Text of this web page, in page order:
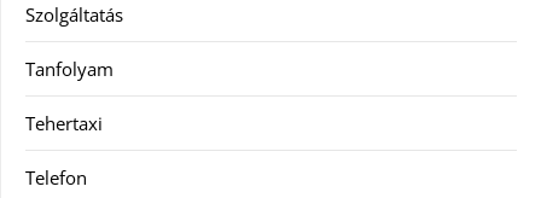
Szolgáltatás
Tanfolyam
Tehertaxi
Telefon